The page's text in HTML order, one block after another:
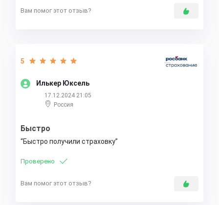
Вам помог этот отзыв?
Илькер Юксель
5
17.12.2024 21:05
Россия
Быстро
Быстро получили страховку
Проверено
Вам помог этот отзыв?